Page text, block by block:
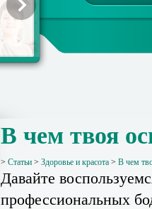
В чем твоя
> Статьи > Здоровье и красота > В чем
Давайте
профессиональных